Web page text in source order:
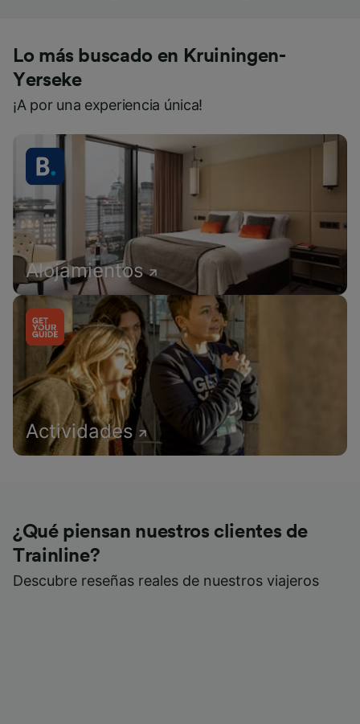
Lo más buscado en Kruiningen-
Yerseke
¡A por una experiencia única!
Alojamientos
Actividades
¿Qué piensan nuestros clientes de
Trainline?
Descubre reseñas reales de nuestros viajeros